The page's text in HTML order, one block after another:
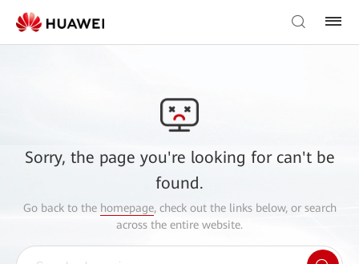
Sorry, the page you're looking for can't be
found.
Go back to the homepage, check out the links below, or search
across the entire website.